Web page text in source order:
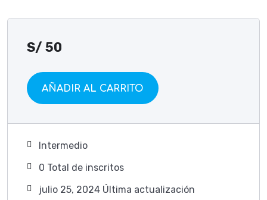
S/ 50
AÑADIR AL CARRITO
Intermedio
0 TotaI de inscritos
julio 25, 2024 Última actualización